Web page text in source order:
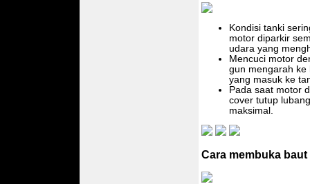
Kondisi tanki
motor diparkir
udara yang
Mencuci motor
gun mengarah ke
yang masuk ke
Pada saat motor
cover tutup
maksimal.
Cara membuka